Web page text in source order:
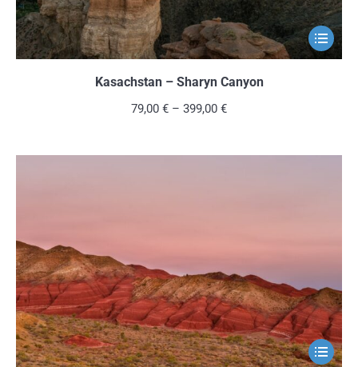
werden
Dieses
Produkt
gewählt
werden
Kasachstan – Sharyn Canyon
79,00 € – 399,00 €
Dieses